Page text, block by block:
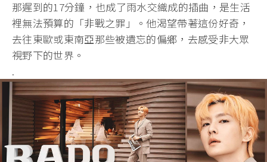
那遲到的17分鐘，也成了雨水交織成的插曲，是生活
裡無法預算的「非戰之罪」。他渴望帶著這份好奇，
去往東歐或東南亞那些被遺忘的偏鄉，去感受非大眾
視野下的世界。
.